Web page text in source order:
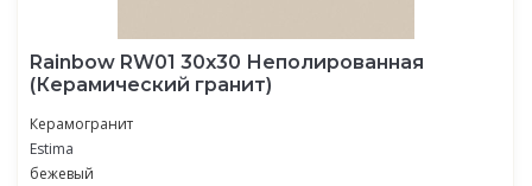
Rainbow RW01 30x30 Неполированная
(Керамический гранит)
Керамогранит
Estima
бежевый